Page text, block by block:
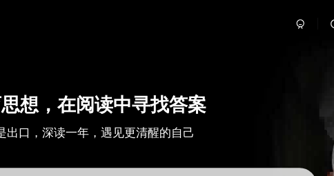
想，在阅读中寻找答案
出口，深读一年，遇见更清醒的自己